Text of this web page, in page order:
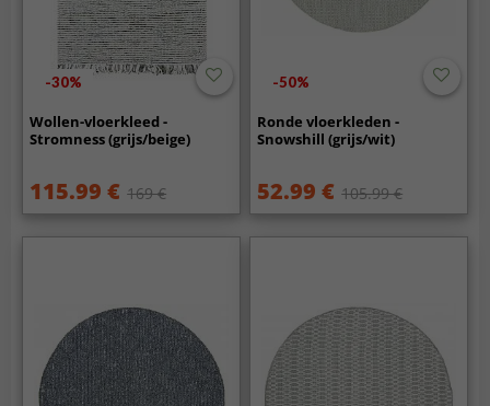
-30%
Wollen-vloerkleed -
Stromness (grijs/beige)
115.99 € 169 €
-50%
Ronde vloerkleden -
Snowshill (grijs/wit)
52.99 € 105.99 €